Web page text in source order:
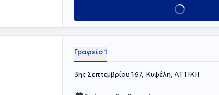
Κλείσε ραντεβού
Γραφείο 1
3ης Σεπτεμβρίου 167, Κυψέλη, ΑΤΤΙΚΗ